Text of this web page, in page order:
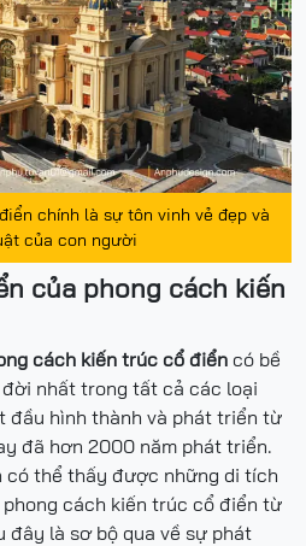
chính là sự tôn vinh vẻ đẹp và
của con người
của phong cách kiến
cách kiến trúc cổ điểncó bề
nhất trong tất cả các loại
đầu hình thành và phát triển từ
đã hơn 2000 năm phát triển.
có thể thấy được những di tích
cách kiến trúc cổ điển từ
đây là sơ bộ qua về sự phát